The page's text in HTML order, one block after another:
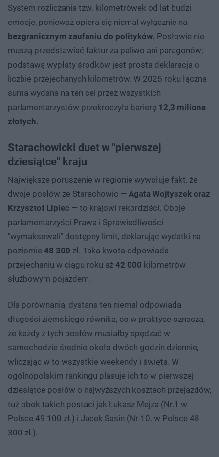
System rozliczania tzw. kilometrówek od lat budzi
emocje, ponieważ opiera się niemal wyłącznie na
bezgranicznym zaufaniu do polityków. Posłowie nie
muszą przedstawiać faktur za paliwo ani paragonów;
podstawą wypłaty środków jest prosta deklaracja o
liczbie przejechanych kilometrów. W 2025 roku łączna
suma wydana na ten cel przez wszystkich
parlamentarzystów przekroczyła barierę 12,3 miliona
złotych.
Starachowicki duet w "pierwszej
dziesiątce" kraju
Największe poruszenie w regionie wywołuje fakt, że
dwoje posłów ze Starachowic — Agata Wojtyszek oraz
Krzysztof Lipiec — to krajowi rekordziści. Oboje
parlamentarzyści Prawa i Sprawiedliwości
"wymaksowali" dostępny limit, deklarując wydatki na
poziomie 48 300 zł. Taka kwota odpowiada
przejechaniu w ciągu roku aż 42 000 kilometrów
służbowym pojazdem.
Dla porównania, dystans ten niemal odpowiada
długości ziemskiego równika, co w praktyce oznacza,
że każdy z tych posłów musiałby spędzać w
samochodzie średnio około dwóch godzin dziennie,
wliczając w to wszystkie weekendy i święta. W
ogólnopolskim rankingu plasuje ich to w pierwszej
dziesiątce posłów o najwyższych kosztach przejazdów,
tuż obok takich postaci jak Łukasz Mejza (Nr.1 w
Polsce 49 100 zł.) i Jacek Sasin (Nr 10. w Polsce 48
300 zł.).